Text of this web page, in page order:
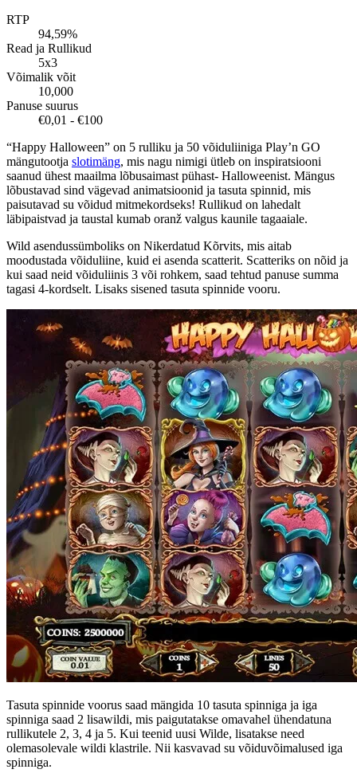
RTP
94,59%
Read ja Rullikud
5x3
Võimalik võit
10,000
Panuse suurus
€0,01 - €100
“Happy Halloween” on 5 rulliku ja 50 võiduliiniga Play’n GO
mängutootja slotimäng, mis nagu nimigi ütleb on inspiratsiooni
saanud ühest maailma lõbusaimast pühast- Halloweenist. Mängus
lõbustavad sind vägevad animatsioonid ja tasuta spinnid, mis
paisutavad su võidud mitmekordseks! Rullikud on lahedalt
läbipaistvad ja taustal kumab oranž valgus kaunile tagaaiale.
Wild asendussümboliks on Nikerdatud Kõrvits, mis aitab
moodustada võiduliine, kuid ei asenda scatterit. Scatteriks on nõid ja
kui saad neid võiduliinis 3 või rohkem, saad tehtud panuse summa
tagasi 4-kordselt. Lisaks sisened tasuta spinnide vooru.
Tasuta spinnide voorus saad mängida 10 tasuta spinniga ja iga
spinniga saad 2 lisawildi, mis paigutatakse omavahel ühendatuna
rullikutele 2, 3, 4 ja 5. Kui teenid uusi Wilde, lisatakse need
olemasolevale wildi klastrile. Nii kasvavad su võiduvõimalused iga
spinniga.